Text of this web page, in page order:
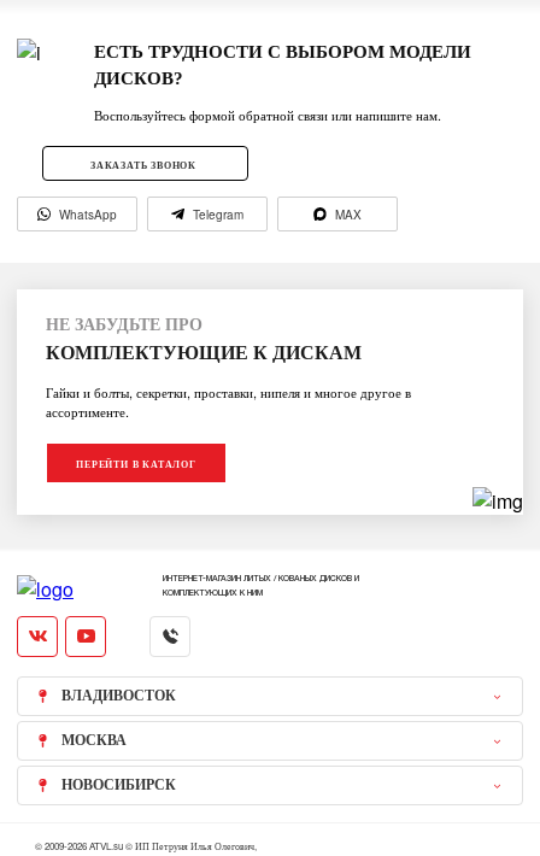
ЕСТЬ ТРУДНОСТИ С ВЫБОРОМ МОДЕЛИ
ДИСКОВ?
Воспользуйтесь формой обратной связи или напишите нам.
ЗАКАЗАТЬ ЗВОНОК
WhatsApp Telegram MAX
НЕ ЗАБУДЬТЕ ПРО
КОМПЛЕКТУЮЩИЕ К ДИСКАМ
Гайки и болты, секретки, проставки, нипеля и многое другое в
ассортименте.
ПЕРЕЙТИ В КАТАЛОГ
ИНТЕРНЕТ-МАГАЗИН ЛИТЫХ / КОВАНЫХ ДИСКОВ И
КОМПЛЕКТУЮЩИХ К НИМ
ВЛАДИВОСТОК
МОСКВА
НОВОСИБИРСК
© 2009-2026 ATVL.su © ИП Петруня Илья Олегович,